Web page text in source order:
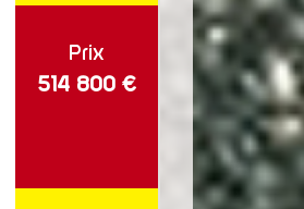
Prix
514 800 €